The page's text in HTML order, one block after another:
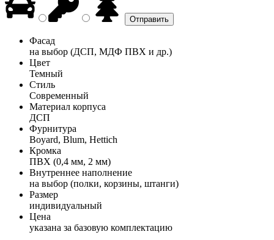
Фасад
на выбор (ДСП, МДФ ПВХ и др.)
Цвет
Темный
Стиль
Современный
Материал корпуса
ДСП
Фурнитура
Boyard, Blum, Hettich
Кромка
ПВХ (0,4 мм, 2 мм)
Внутреннее наполнение
на выбор (полки, корзины, штанги)
Размер
индивидуальный
Цена
указана за базовую комплектацию